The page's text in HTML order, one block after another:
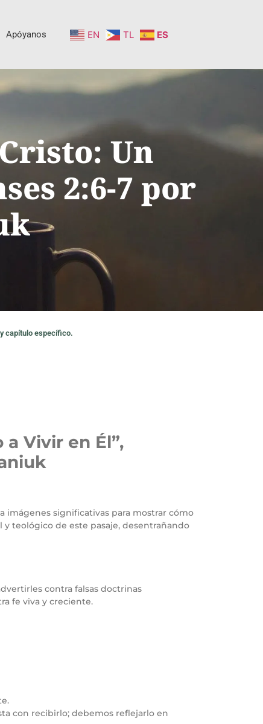
Apóyanos EN TL ES
Un
2:6-7 por
capítulo específico.
Vivir en Él”,
imágenes significativas para mostrar cómo
teológico de este pasaje, desentrañando
contra falsas doctrinas
fe viva y creciente.
con recibirlo; debemos reflejarlo en